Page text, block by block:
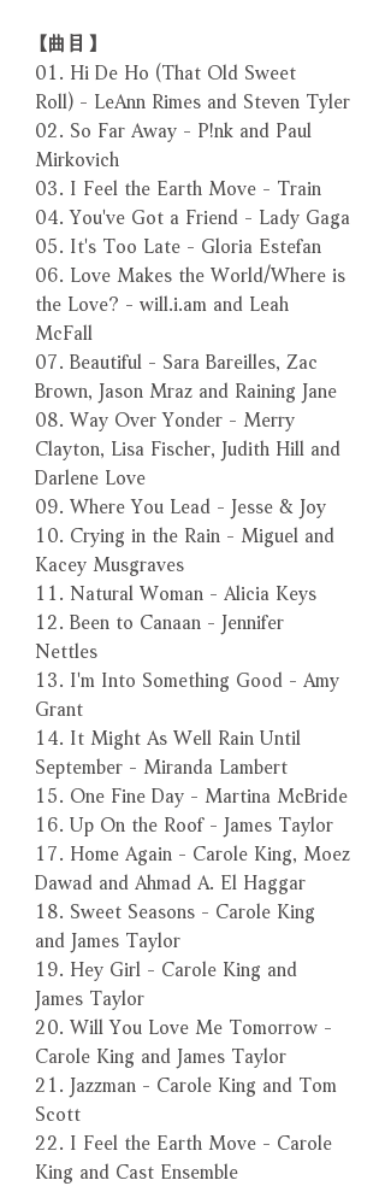
【曲目】
01. Hi De Ho (That Old Sweet
Roll) - LeAnn Rimes and Steven Tyler
02. So Far Away - P!nk and Paul
Mirkovich
03. I Feel the Earth Move - Train
04. You've Got a Friend - Lady Gaga
05. It's Too Late - Gloria Estefan
06. Love Makes the World/Where is
the Love? - will.i.am and Leah
McFall
07. Beautiful - Sara Bareilles, Zac
Brown, Jason Mraz and Raining Jane
08. Way Over Yonder - Merry
Clayton, Lisa Fischer, Judith Hill and
Darlene Love
09. Where You Lead - Jesse & Joy
10. Crying in the Rain - Miguel and
Kacey Musgraves
11. Natural Woman - Alicia Keys
12. Been to Canaan - Jennifer
Nettles
13. I'm Into Something Good - Amy
Grant
14. It Might As Well Rain Until
September - Miranda Lambert
15. One Fine Day - Martina McBride
16. Up On the Roof - James Taylor
17. Home Again - Carole King, Moez
Dawad and Ahmad A. El Haggar
18. Sweet Seasons - Carole King
and James Taylor
19. Hey Girl - Carole King and
James Taylor
20. Will You Love Me Tomorrow -
Carole King and James Taylor
21. Jazzman - Carole King and Tom
Scott
22. I Feel the Earth Move - Carole
King and Cast Ensemble